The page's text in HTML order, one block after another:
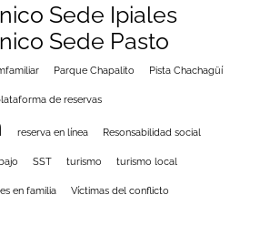
Sede Ipiales
Sede Pasto
Parque Chapalito Pista Chachagüí
de reservas
reserva en línea Resonsabilidad social
SST turismo turismo local
en familia Víctimas del conflicto